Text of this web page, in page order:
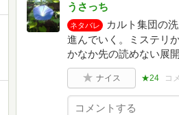
うさっち
ネタバレ
カルト集団の
進んでいく。ミステリ
かなか先の読めない展
ナイス ★24 コ